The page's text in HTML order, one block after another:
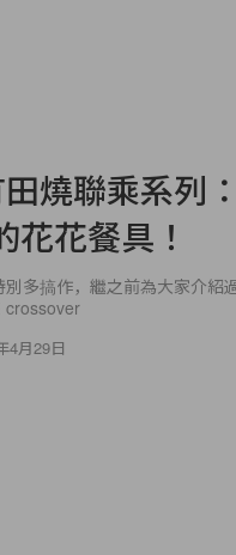
燒聯乘系列
花花餐具！
多搞作，繼之前為大家介紹
crossover
4月29日